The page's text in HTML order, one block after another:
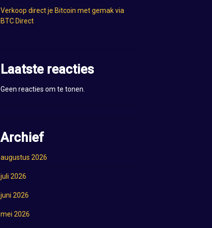
Verkoop direct je Bitcoin met gemak via
BTC Direct
Laatste reacties
Geen reacties om te tonen.
Archief
augustus 2026
juli 2026
juni 2026
mei 2026